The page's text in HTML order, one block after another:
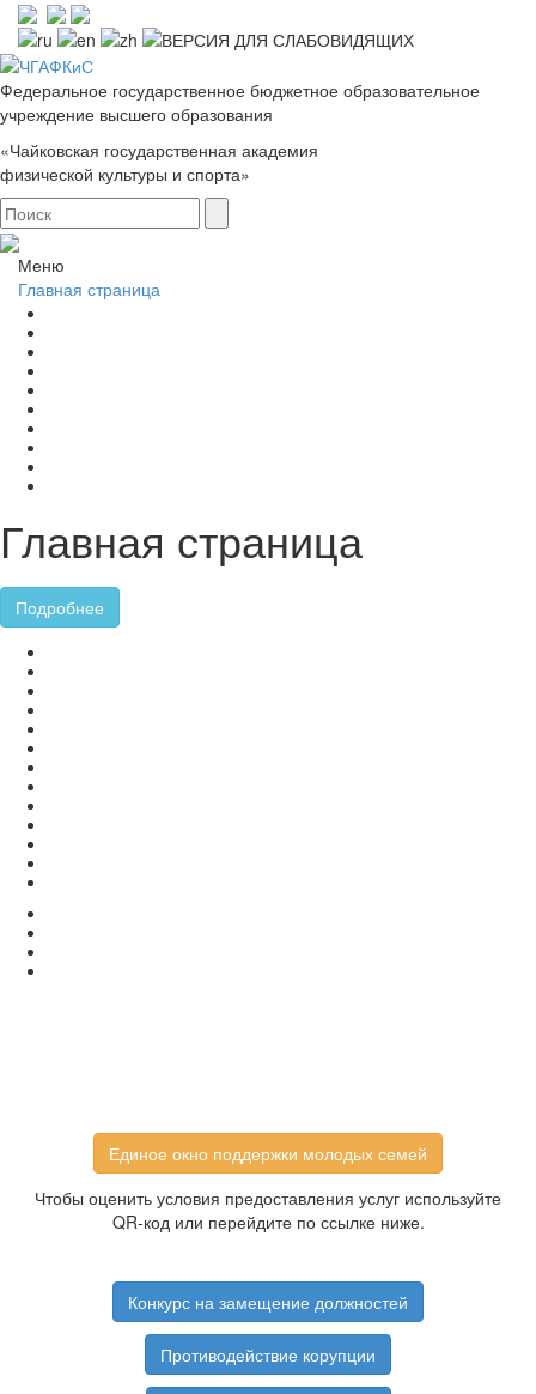
Федеральное государственное бюджетное образовательное
учреждение высшего образования
«Чайковская государственная академия
физической культуры и спорта»
Меню
Главная страница
Главная страница
Подробнее
Единое окно поддержки молодых семей
Чтобы оценить условия предоставления услуг используйте
QR-код или перейдите по ссылке ниже.
Конкурс на замещение должностей
Противодействие корупции